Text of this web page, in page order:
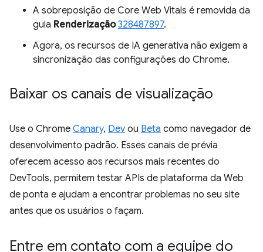
A sobreposição de Core Web Vitals é removida da
guia Renderização 328487897.
Agora, os recursos de IA generativa não exigem a
sincronização das configurações do Chrome.
Baixar os canais de visualização
Use o Chrome Canary, Dev ou Beta como navegador de
desenvolvimento padrão. Esses canais de prévia
oferecem acesso aos recursos mais recentes do
DevTools, permitem testar APIs de plataforma da Web
de ponta e ajudam a encontrar problemas no seu site
antes que os usuários o façam.
Entre em contato com a equipe do